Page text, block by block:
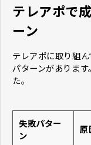
テレアポで
ーン
テレアポに取り組
パターンがありま
た。
失敗パター
ン
原